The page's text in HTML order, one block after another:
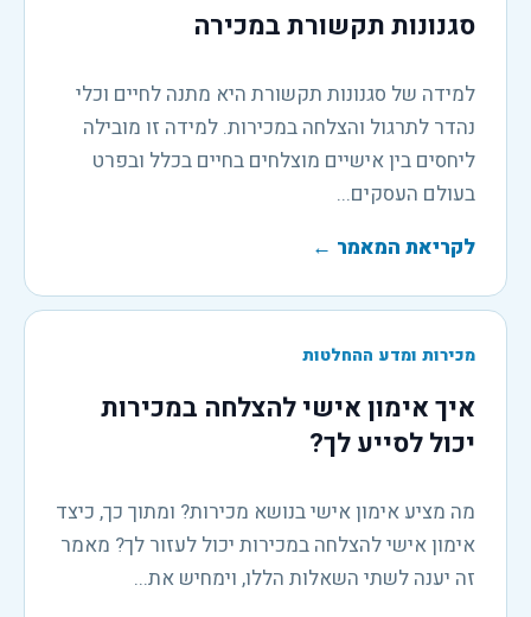
סגנונות תקשורת במכירה
למידה של סגנונות תקשורת היא מתנה לחיים וכלי
נהדר לתרגול והצלחה במכירות. למידה זו מובילה
ליחסים בין אישיים מוצלחים בחיים בכלל ובפרט
בעולם העסקים...
לקריאת המאמר ←
מכירות ומדע ההחלטות
איך אימון אישי להצלחה במכירות
יכול לסייע לך?
מה מציע אימון אישי בנושא מכירות? ומתוך כך, כיצד
אימון אישי להצלחה במכירות יכול לעזור לך? מאמר
זה יענה לשתי השאלות הללו, וימחיש את...